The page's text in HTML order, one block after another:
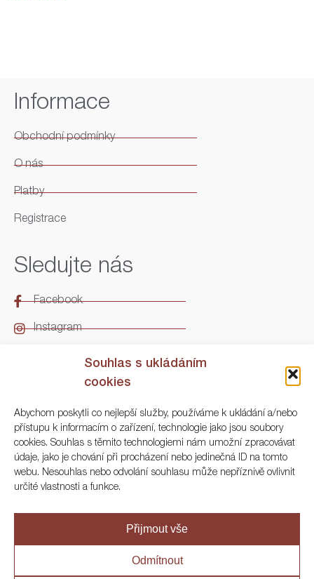
Souhlas s ukládáním
cookies
Abychom poskytli co nejlepší služby, používáme k ukládání a/nebo
přístupu k informacím o zařízení, technologie jako jsou soubory
cookies. Souhlas s těmito technologiemi nám umožní zpracovávat
údaje, jako je chování při procházení nebo jedinečná ID na tomto
webu. Nesouhlas nebo odvolání souhlasu může nepříznivě ovlivnit
určité vlastnosti a funkce.
Přijmout vše
Odmítnout
Informace
Obchodní podmínky
O nás
Platby
Registrace
Sledujte nás
Facebook
Instagram
Kontakt
ARGO Numismatika
Korunní 83, Praha 3
+420 222 561 343
info@numisargo.com